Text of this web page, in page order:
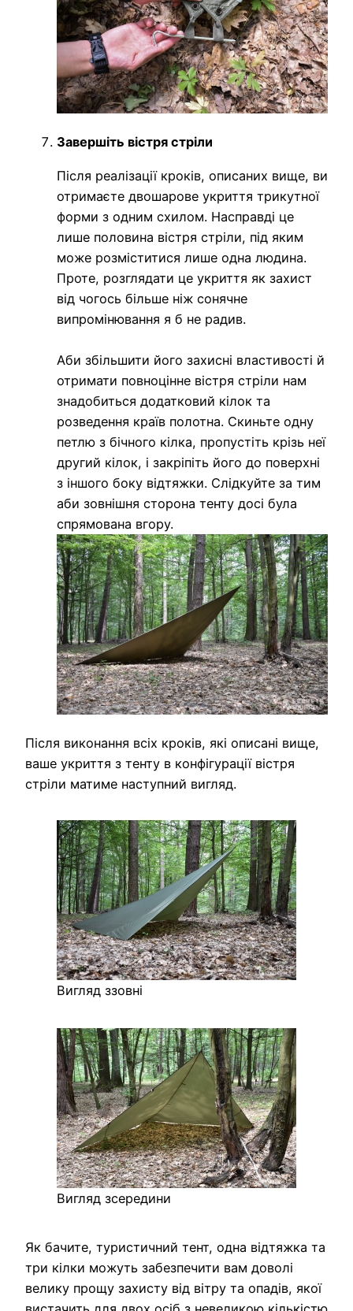
Завершіть вістря стріли
Після реалізації кроків, описаних вище, ви
отримаєте двошарове укриття трикутної
форми з одним схилом. Насправді це
лише половина вістря стріли, під яким
може розміститися лише одна людина.
Проте, розглядати це укриття як захист
від чогось більше ніж сонячне
випромінювання я б не радив.
Аби збільшити його захисні властивості й
отримати повноцінне вістря стріли нам
знадобиться додатковий кілок та
розведення країв полотна. Скиньте одну
петлю з бічного кілка, пропустіть крізь неї
другий кілок, і закріпіть його до поверхні
з іншого боку відтяжки. Слідкуйте за тим
аби зовнішня сторона тенту досі була
спрямована вгору.
Після виконання всіх кроків, які описані вище,
ваше укриття з тенту в конфігурації вістря
стріли матиме наступний вигляд.
Вигляд ззовні
Вигляд зсередини
Як бачите, туристичний тент, одна відтяжка та
три кілки можуть забезпечити вам доволі
велику прощу захисту від вітру та опадів, якої